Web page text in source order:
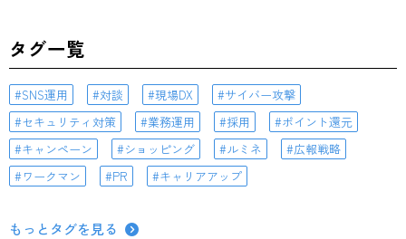
タグ一覧
SNS運用 対談 現場DX
サイバー攻撃
セキュリティ対策
業務運用 採用
ポイント還元
キャンペーン
ショッピング ルミネ
広報戦略
ワークマン
PR キャリアアップ
もっとタグを見る